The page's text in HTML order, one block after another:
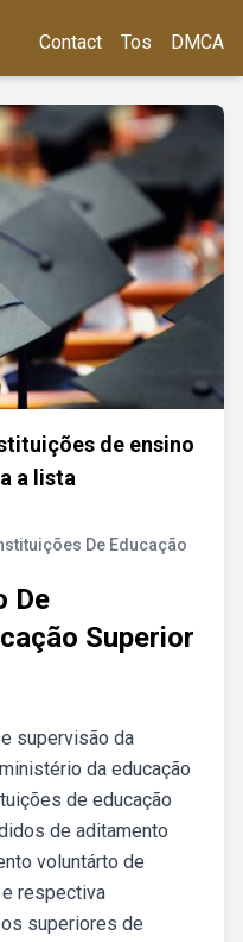
Contact Tos DMCA
de ensino
a lista
De Educação
De
Superior
supervisão da
da educação
de educação
de aditamento
voluntárto de
respectiva
superiores de